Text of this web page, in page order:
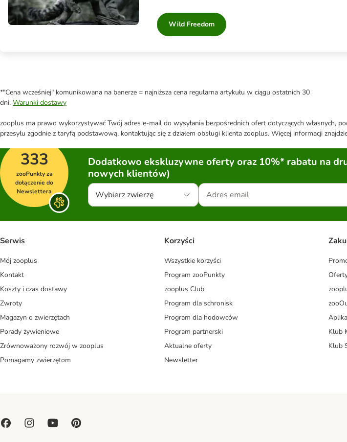
Wild Freedom
*"Cena wcześniej" komunikowana na banerze = najniższa cena regularna artykułu w ciągu ostatnich 30
dni. Warunki dostawy
zooplus ma prawo wykorzystywać Twój adres e-mail do wysyłania bezpośrednich ofert dotyczących własnych,
przesyłu zgodnie z taryfą podstawową, kontaktując się z działem obsługi klienta zooplus. Więcej informacji
333
zooPunkty za
dołączenie do
Newslettera
Dodatkowo ekskluzywne oferty oraz 10%* rabatu na
nowych klientów)
Wybierz zwierzę
Serwis
Mój zooplus
Kontakt
Koszty i czas dostawy
Zwroty
Magazyn o zwierzętach
Porady żywieniowe
Zrównoważony rozwój w zooplus
Pomagamy zwierzętom
Korzyści
Wszystkie korzyści
Program zooPunkty
zooplus Club
Program dla schronisk
Program dla hodowców
Program partnerski
Aktualne oferty
Newsletter
Klub
Klub